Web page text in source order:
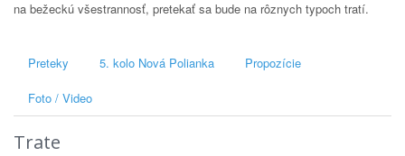
na bežeckú všestrannosť, pretekať sa bude na rôznych typoch tratí.
Preteky 5. kolo Nová Polianka Propozície
Foto / Video
Trate